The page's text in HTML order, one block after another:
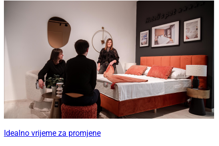
Idealno vrijeme za promjene